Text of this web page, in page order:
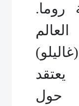
روما.
يعتقد
حول